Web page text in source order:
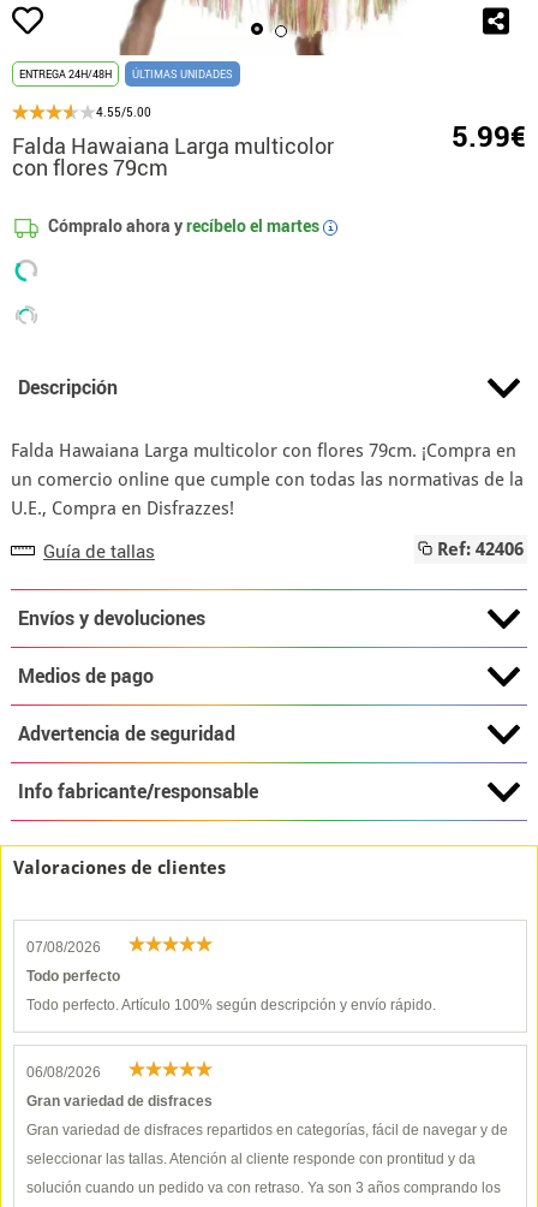
ENTREGA 24H/48H ÚLTIMAS UNIDADES
4.55/5.00
Falda Hawaiana Larga multicolor
con flores 79cm
5.99€
Cómpralo ahora yrecíbelo el martes i
Descripción
Falda Hawaiana Larga multicolor con flores 79cm. ¡Compra en
un comercio online que cumple con todas las normativas de la
U.E., Compra en Disfrazzes!
Guía de tallas Ref: 42406
Envíos y devoluciones
Medios de pago
Advertencia de seguridad
Info fabricante/responsable
Valoraciones de clientes
07/08/2026
Todo perfecto
Todo perfecto. Artículo 100% según descripción y envío rápido.
06/08/2026
Gran variedad de disfraces
Gran variedad de disfraces repartidos en categorías, fácil de navegar y de
seleccionar las tallas. Atención al cliente responde con prontitud y da
solución cuando un pedido va con retraso. Ya son 3 años comprando los